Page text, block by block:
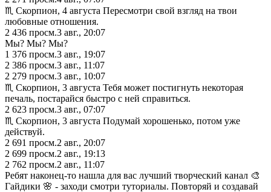
♏︎ Скорпион, 4 августа Пересмотри свой взгляд на твои
любовные отношения.
2 436 просм.3 авг., 20:07
Мы? Мы? Мы?
1 376 просм.3 авг., 19:07
2 386 просм.3 авг., 11:07
2 279 просм.3 авг., 10:07
♏︎ Скорпион, 3 августа Тебя может постигнуть некоторая
печаль, постарайся быстро с ней справиться.
2 623 просм.3 авг., 07:07
♏︎ Скорпион, 3 августа Подумай хорошенько, потом уже
действуй.
2 691 просм.2 авг., 20:07
2 699 просм.2 авг., 19:13
2 762 просм.2 авг., 11:07
Ребят наконец-то нашла для вас лучший творческий канал 🎨
Гайдики 🌸 - заходи смотри туториалы. Повторяй и создавай